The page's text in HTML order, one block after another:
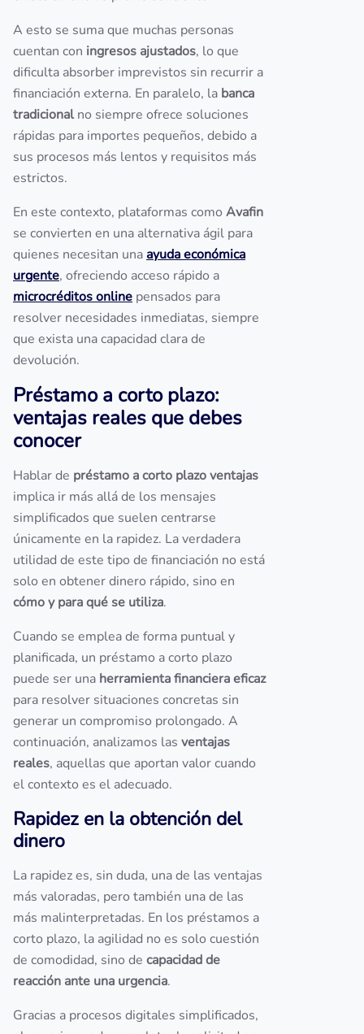
A esto se suma que muchas personas
cuentan con ingresos ajustados, lo que
dificulta absorber imprevistos sin recurrir a
financiación externa. En paralelo, la banca
tradicionalno siempre ofrece soluciones
rápidas para importes pequeños, debido a
sus procesos más lentos y requisitos más
estrictos.
En este contexto, plataformas como Avafin
se convierten en una alternativa ágil para
quienes necesitan unaayuda económica
urgente, ofreciendo acceso rápido a
microcréditos online pensados para
resolver necesidades inmediatas, siempre
que exista una capacidad clara de
devolución.
Préstamo a corto plazo:
ventajas reales que debes
conocer
Hablar de préstamo a corto plazo ventajas
implica ir más allá de los mensajes
simplificados que suelen centrarse
únicamente en la rapidez. La verdadera
utilidad de este tipo de financiación no está
solo en obtener dinero rápido, sino en
cómo y para qué se utiliza.
Cuando se emplea de forma puntual y
planificada, un préstamo a corto plazo
puede ser una herramienta financiera eficaz
para resolver situaciones concretas sin
generar un compromiso prolongado. A
continuación, analizamos las ventajas
reales, aquellas que aportan valor cuando
el contexto es el adecuado.
Rapidez en la obtención del
dinero
La rapidez es, sin duda, una de las ventajas
más valoradas, pero también una de las
más malinterpretadas. En los préstamos a
corto plazo, la agilidad no es solo cuestión
de comodidad, sino de capacidad de
reacción ante una urgencia.
Gracias a procesos digitales simplificados,